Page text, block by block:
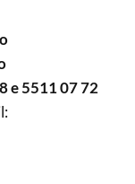
e 5511 07 72